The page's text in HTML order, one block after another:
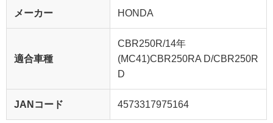
メーカー HONDA
適合車種
CBR250R/14年
(MC41)CBR250RA D/CBR250R
D
JANコード 4573317975164